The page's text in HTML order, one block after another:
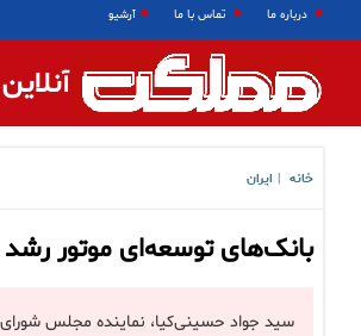
درباره ما تماس با ما آرشیو
آنلاین
خانه ایران
بانک‌های توسعه‌ای موتور
سید جواد حسینی‌کیا، نماینده مجلس